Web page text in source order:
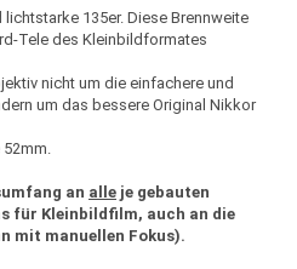
135er. Diese Brennweite
Tele des Kleinbildformates
nicht um die einfachere und
um das bessere Original Nikkor
an alle je gebauten
für Kleinbildfilm, auch an die
mit manuellen Fokus).